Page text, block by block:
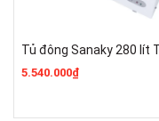
127W
5.540.000₫